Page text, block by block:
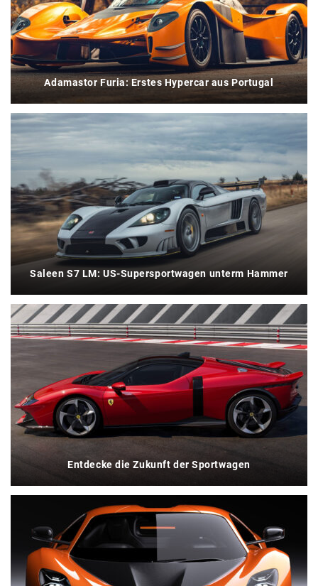
Adamastor Furia: Erstes Hypercar aus Portugal
Saleen S7 LM: US-Supersportwagen unterm Hammer
Entdecke die Zukunft der Sportwagen